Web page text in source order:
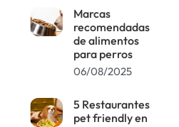
Marcas
recomendadas
de alimentos
para perros
06/08/2025
5 Restaurantes
pet friendly en